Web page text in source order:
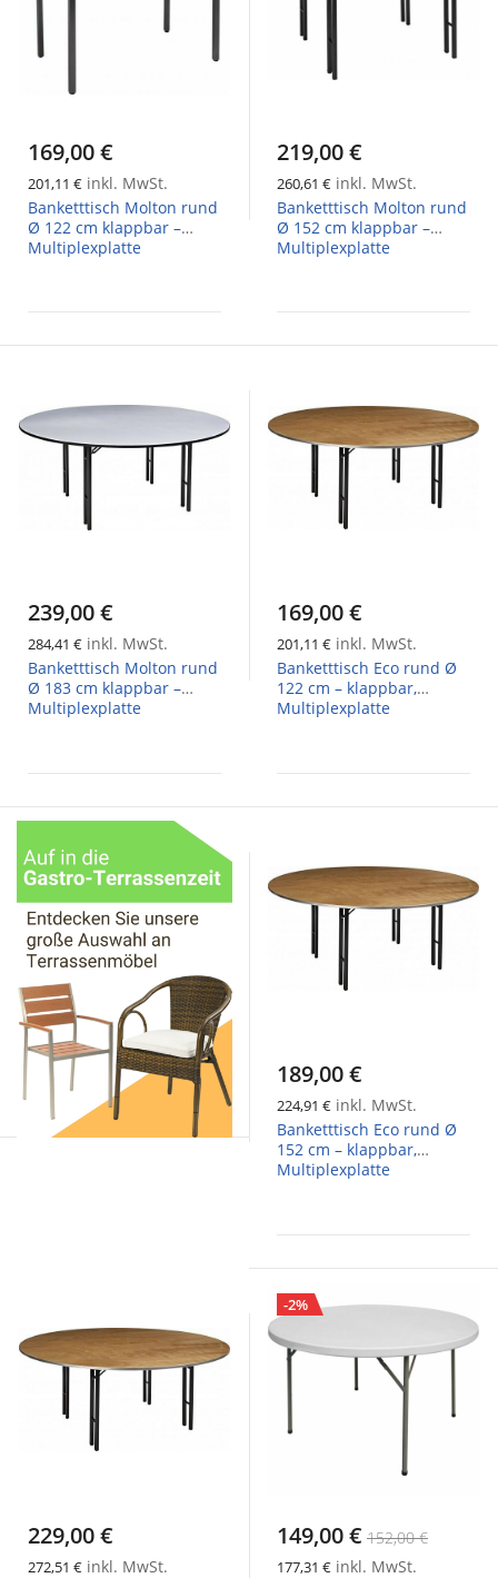
169,00 €
201,11 € inkl. MwSt.
Banketttisch Molton rund
Ø 122 cm klappbar –
Multiplexplatte
219,00 €
260,61 € inkl. MwSt.
Banketttisch Molton rund
Ø 152 cm klappbar –
Multiplexplatte
239,00 €
284,41 € inkl. MwSt.
Banketttisch Molton rund
Ø 183 cm klappbar –
Multiplexplatte
169,00 €
201,11 € inkl. MwSt.
Banketttisch Eco rund Ø
122 cm – klappbar,
Multiplexplatte
189,00 €
224,91 € inkl. MwSt.
Banketttisch Eco rund Ø
152 cm – klappbar,
Multiplexplatte
229,00 €
272,51 € inkl. MwSt.
-2%
149,00 € 152,00 €
177,31 € inkl. MwSt.